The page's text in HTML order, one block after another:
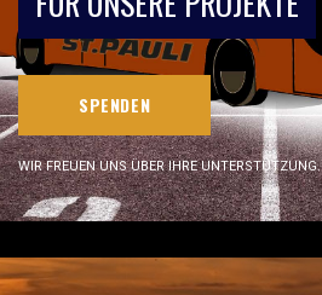
SPENDEN
WIR FREUEN UNS ÜBER IHRE UNTERSTÜTZUNG.